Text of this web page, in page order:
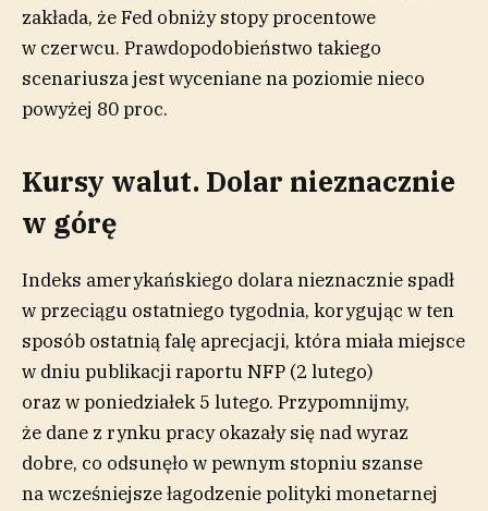
zakłada, że Fed obniży stopy procentowe
w czerwcu. Prawdopodobieństwo takiego
scenariusza jest wyceniane na poziomie nieco
powyżej 80 proc.
Kursy walut. Dolar nieznacznie
w górę
Indeks amerykańskiego dolara nieznacznie spadł
w przeciągu ostatniego tygodnia, korygując w ten
sposób ostatnią falę aprecjacji, która miała miejsce
w dniu publikacji raportu NFP (2 lutego)
oraz w poniedziałek 5 lutego. Przypomnijmy,
że dane z rynku pracy okazały się nad wyraz
dobre, co odsunęło w pewnym stopniu szanse
na wcześniejsze łagodzenie polityki monetarnej